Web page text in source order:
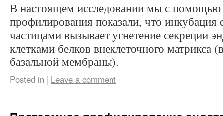
В настоящем исследовании мы с помощью
профилирования показали, что инкубация
частицами вызывает угнетение секреции
клетками белков внеклеточного матрикса
базальной мембраны).
Posted in | Leave a comment